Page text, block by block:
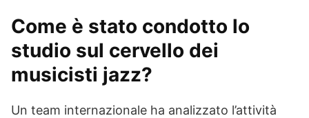
Come è stato condotto lo
studio sul cervello dei
musicisti jazz?
Un team internazionale ha analizzato l’attività